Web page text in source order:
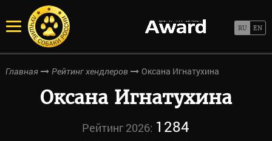
Главная Рейтинг хендлеров Оксана Игнатухина
Оксана Игнатухина
Рейтинг 2026: 1284